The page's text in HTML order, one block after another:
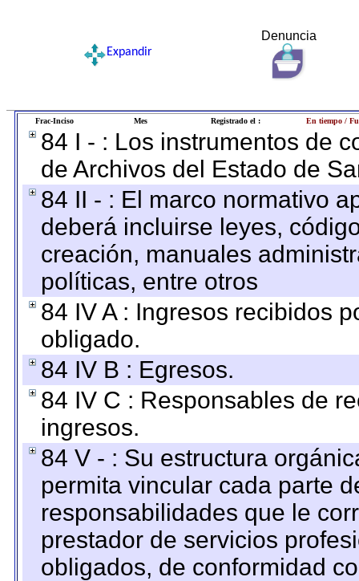
Denuncia
Expandir
Frac-Inciso Mes Registrado el : En tiempo /
84 I - : Los instrumentos de
de Archivos del Estado de
84 II - : El marco normativo
deberá incluirse leyes,
creación, manuales
políticas, entre otros
84 IV A : Ingresos recibidos
obligado.
84 IV B : Egresos.
84 IV C : Responsables de
ingresos.
84 V - : Su estructura
permita vincular cada parte
responsabilidades que le
prestador de servicios
obligados, de conformidad